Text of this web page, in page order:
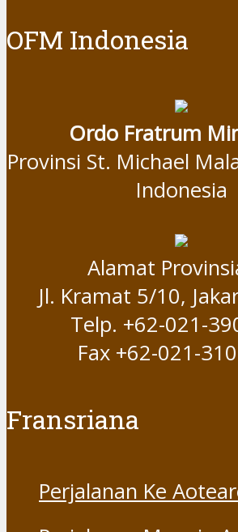
OFM Indonesia
Ordo Fratrum
Provinsi St. Michael
Indonesia
Alamat
Jl. Kramat 5/10,
Telp. +62-021-
Fax +62-021-
Fransriana
Perjalanan Ke